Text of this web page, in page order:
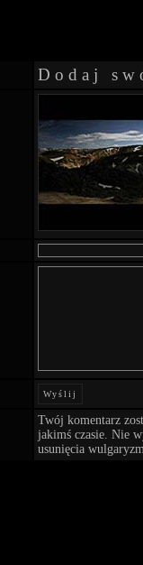
Dodaj
Wyślij
Twój komentarz
jakimś czasie. Nie
usunięcia